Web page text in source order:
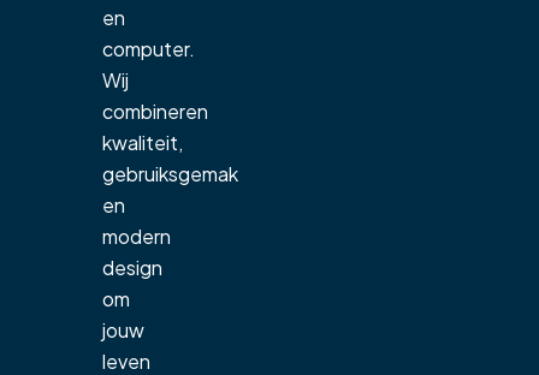
en
computer.
Wij
combineren
kwaliteit,
gebruiksgemak
en
modern
design
om
jouw
leven